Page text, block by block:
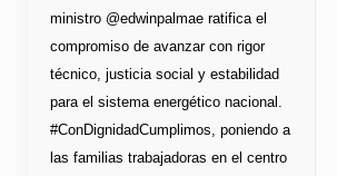
ministro @edwinpalmae ratifica el
compromiso de avanzar con rigor
técnico, justicia social y estabilidad
para el sistema energético nacional.
#ConDignidadCumplimos, poniendo a
las familias trabajadoras en el centro